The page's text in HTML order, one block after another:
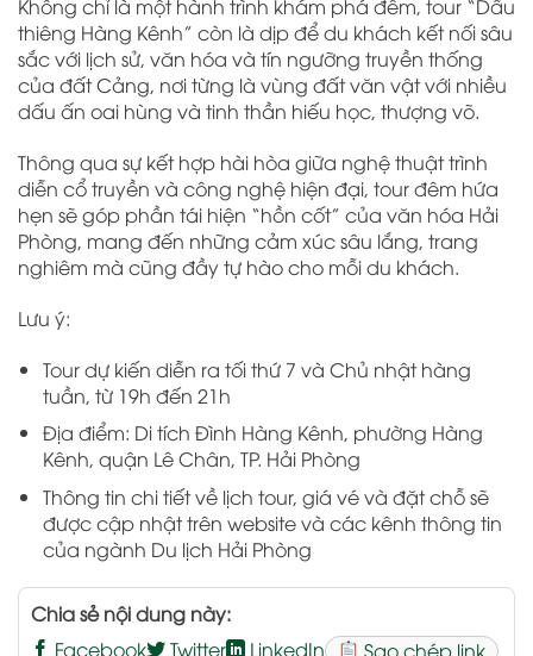
Không chỉ là một hành trình khám phá đêm, tour “Dấu
thiêng Hàng Kênh” còn là dịp để du khách kết nối sâu
sắc với lịch sử, văn hóa và tín ngưỡng truyền thống
của đất Cảng, nơi từng là vùng đất văn vật với nhiều
dấu ấn oai hùng và tinh thần hiếu học, thượng võ.
Thông qua sự kết hợp hài hòa giữa nghệ thuật trình
diễn cổ truyền và công nghệ hiện đại, tour đêm hứa
hẹn sẽ góp phần tái hiện “hồn cốt” của văn hóa Hải
Phòng, mang đến những cảm xúc sâu lắng, trang
nghiêm mà cũng đầy tự hào cho mỗi du khách.
Lưu ý:
Tour dự kiến diễn ra tối thứ 7 và Chủ nhật hàng
tuần, từ 19h đến 21h
Địa điểm: Di tích Đình Hàng Kênh, phường Hàng
Kênh, quận Lê Chân, TP. Hải Phòng
Thông tin chi tiết về lịch tour, giá vé và đặt chỗ sẽ
được cập nhật trên website và các kênh thông tin
của ngành Du lịch Hải Phòng
Chia sẻ nội dung này:
Facebook
Twitter LinkedIn Sao chép link